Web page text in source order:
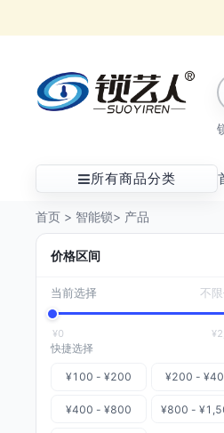
所有商品分类
首页 > 智能锁> 产品
价格区间
当前选择 不
¥0
快捷选择
¥100 - ¥200 ¥200 -
¥400 - ¥800 ¥800 -